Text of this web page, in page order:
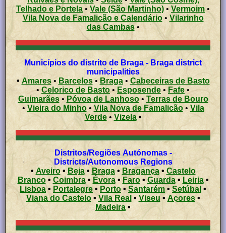
Telhado e Portela • Vale (São Martinho) • Vermoim •
Vila Nova de Famalicão e Calendário• Vilarinho
das Cambas•
Municípios do distrito de Braga - Braga district
municipalities
• Amares• Barcelos•Braga• Cabeceiras de Basto
•
Celorico de Basto• Esposende• Fafe •
Guimarães• Póvoa de Lanhoso•
Terras de Bouro
• Vieira do Minho• Vila Nova de Famalicão• Vila
Verde• Vizela•
Distritos/Regiões Autónomas -
Districts/Autonomous Regions
• Aveiro• Beja• Braga•Bragança• Castelo
Branco• Coimbra• Évora• Faro• Guarda• Leiria•
Lisboa • Portalegre • Porto • Santarém •Setúbal •
Viana do Castelo•Vila Real • Viseu •Açores •
Madeira •